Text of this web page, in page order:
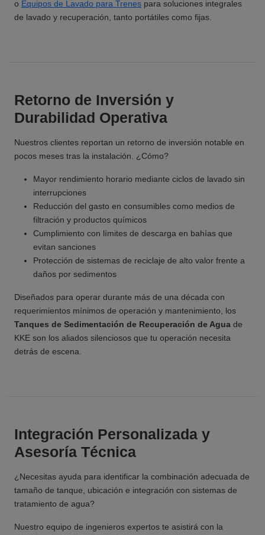
o Equipos de Lavado para Trenes para soluciones integrales
de lavado y recuperación, tanto portátiles como fijas.
Retorno de Inversión y
Durabilidad Operativa
Nuestros clientes reportan un retorno de inversión notable en
pocos meses tras la instalación. ¿Cómo?
Mayor rendimiento horario mediante ciclos de lavado sin
interrupciones
Reducción del gasto en consumibles como medios de
filtración y productos químicos
Cumplimiento con límites de descarga en bahías que
evitan sanciones
Protección de sistemas de reciclaje de alto valor frente a
daños por sedimentos
Diseñados para operar durante más de una década con
requerimientos mínimos de operación y mantenimiento, los
Tanques de Sedimentación de Recuperación de Agua de
KKE son los aliados silenciosos que tu operación necesita
detrás de escena.
Integración Personalizada y
Asesoría Técnica
¿Necesitas ayuda para identificar la combinación adecuada de
tamaño de tanque, ubicación e integración con sistemas de
tratamiento de agua?
Nuestro equipo de ingenieros expertos te asistirá con la